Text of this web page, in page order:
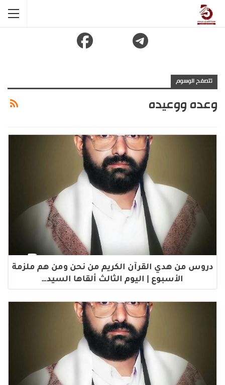
تتصفح الوسوم
وعده ووعيده
دروس من هدي القرآن الكريم من نحن ومن هم ملزمة
الأسبوع | اليوم الثالث ألقاها السيد…